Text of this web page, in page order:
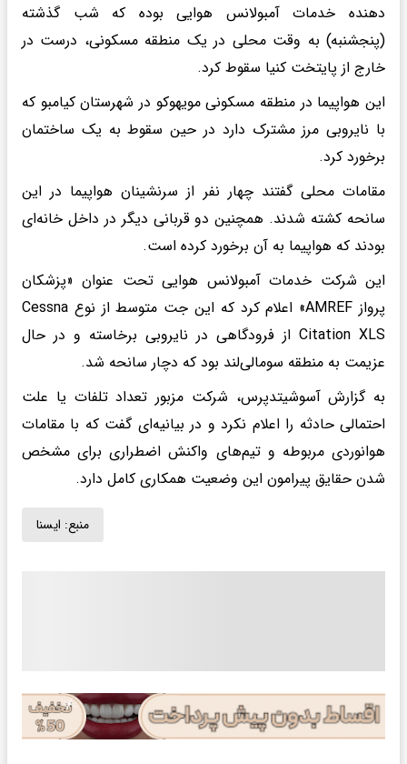
دهنده خدمات آمبولانس هوایی بوده که شب گذشته
(پنجشنبه) به وقت محلی در یک منطقه مسکونی، درست در
خارج از پایتخت کنیا سقوط کرد.
این هواپیما در منطقه مسکونی مویهوکو در شهرستان کیامبو که
با نایروبی مرز مشترک دارد در حین سقوط به یک ساختمان
برخورد کرد.
مقامات محلی گفتند چهار نفر از سرنشینان هواپیما در این
سانحه کشته شدند. همچنین دو قربانی دیگر در داخل خانه‌ای
بودند که هواپیما به آن برخورد کرده است.
این شرکت خدمات آمبولانس هوایی تحت عنوان «پزشکان
پرواز AMREF» اعلام کرد که این جت متوسط از نوع Cessna
Citation XLS از فرودگاهی در نایروبی برخاسته و در حال
عزیمت به منطقه سومالی‌لند بود که دچار سانحه شد.
به گزارش آسوشیتدپرس، شرکت مزبور تعداد تلفات یا علت
احتمالی حادثه را اعلام نکرد و در بیانیه‌ای گفت که با مقامات
هوانوردی مربوطه و تیم‌های واکنش اضطراری برای مشخص
شدن حقایق پیرامون این وضعیت همکاری کامل دارد.
منبع: ايسنا